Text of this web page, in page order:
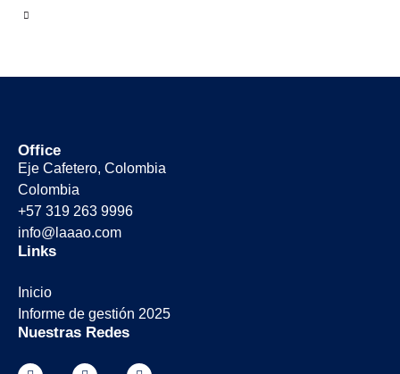
Office
Eje Cafetero, Colombia
Colombia
+57 319 263 9996
info@laaao.com
Links
Inicio
Informe de gestión 2025
Nuestras Redes